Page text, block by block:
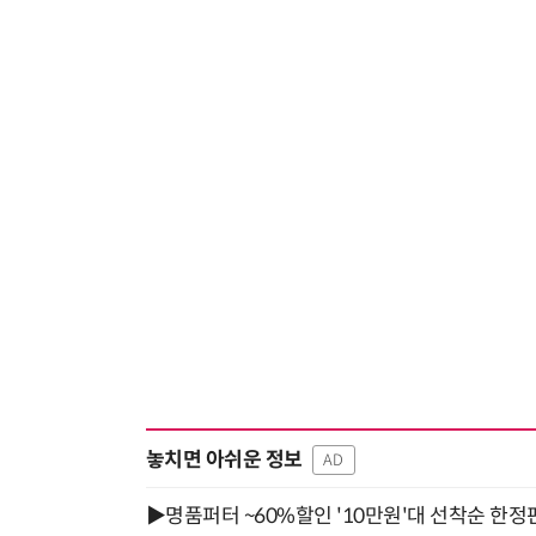
놓치면 아쉬운 정보 AD
▶명품퍼터 ~60%할인 '10만원'대 선착순 한정